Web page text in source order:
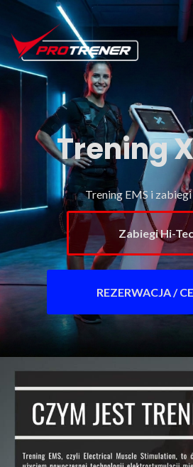
Trening
Trening EMS i
Zabiegi Hi-
REZERWACJA /